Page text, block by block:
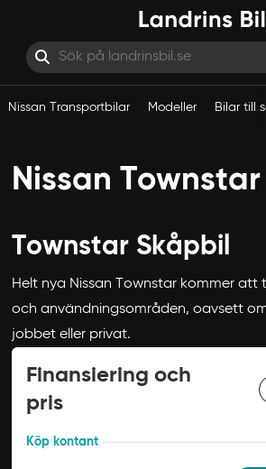
Nissan Transportbilar Modeller Bilar till
Nissan
Townstar Skåpbil
Helt nya Nissan Townstar kommer
och användningsområden, oavsett
jobbet eller privat.
Finansiering och
pris
Köp kontant